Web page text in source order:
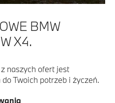
BMW
X4.
naszych ofert jest
Twoich potrzeb i życzeń.